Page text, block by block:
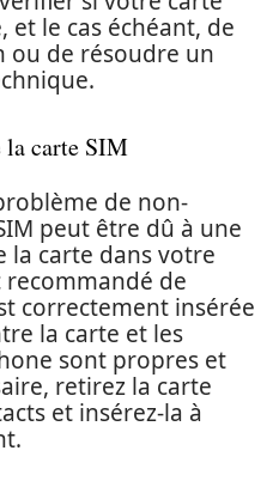
et le cas échéant, de
ou de résoudre un
carte SIM
de non-
peut être dû à une
la carte dans votre
de
correctement insérée
la carte et les
sont propres et
retirez la carte
et insérez-la à